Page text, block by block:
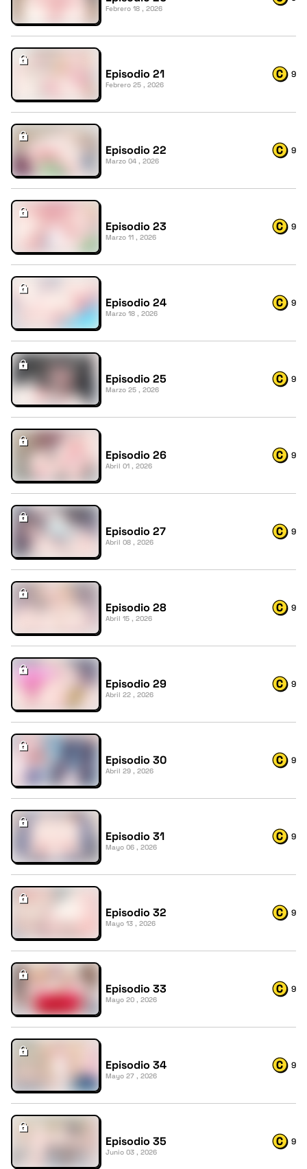
Febrero 18 , 2026
Episodio 21
Febrero 25 , 2026
9
Episodio 22
Marzo 04 , 2026
9
Episodio 23
Marzo 11 , 2026
9
Episodio 24
Marzo 18 , 2026
9
Episodio 25
Marzo 25 , 2026
9
Episodio 26
Abril 01 , 2026
9
Episodio 27
Abril 08 , 2026
9
Episodio 28
Abril 15 , 2026
9
Episodio 29
Abril 22 , 2026
9
Episodio 30
Abril 29 , 2026
9
Episodio 31
Mayo 06 , 2026
9
Episodio 32
Mayo 13 , 2026
9
Episodio 33
Mayo 20 , 2026
9
Episodio 34
Mayo 27 , 2026
9
Episodio 35
Junio 03 , 2026
9